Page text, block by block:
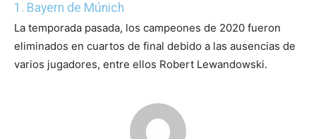
1. Bayern de Múnich
La temporada pasada, los campeones de 2020 fueron
eliminados en cuartos de final debido a las ausencias de
varios jugadores, entre ellos Robert Lewandowski.